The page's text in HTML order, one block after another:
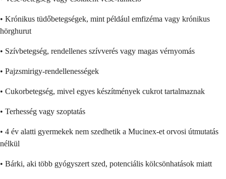
• Krónikus tüdőbetegségek, mint például emfizéma vagy krónikus
hörghurut
• Szívbetegség, rendellenes szívverés vagy magas vérnyomás
• Pajzsmirigy-rendellenességek
• Cukorbetegség, mivel egyes készítmények cukrot tartalmaznak
• Terhesség vagy szoptatás
• 4 év alatti gyermekek nem szedhetik a Mucinex-et orvosi útmutatás
nélkül
• Bárki, aki több gyógyszert szed, potenciális kölcsönhatások miatt